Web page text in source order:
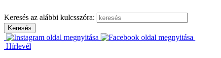
Keresés az alábbi kulcsszóra:
Hírlevél